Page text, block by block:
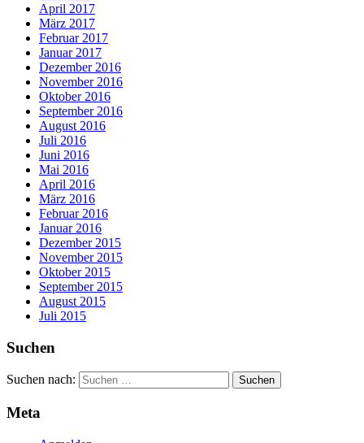
April 2017
März 2017
Februar 2017
Januar 2017
Dezember 2016
November 2016
Oktober 2016
September 2016
August 2016
Juli 2016
Juni 2016
Mai 2016
April 2016
März 2016
Februar 2016
Januar 2016
Dezember 2015
November 2015
Oktober 2015
September 2015
August 2015
Juli 2015
Suchen
Suchen nach:
Meta